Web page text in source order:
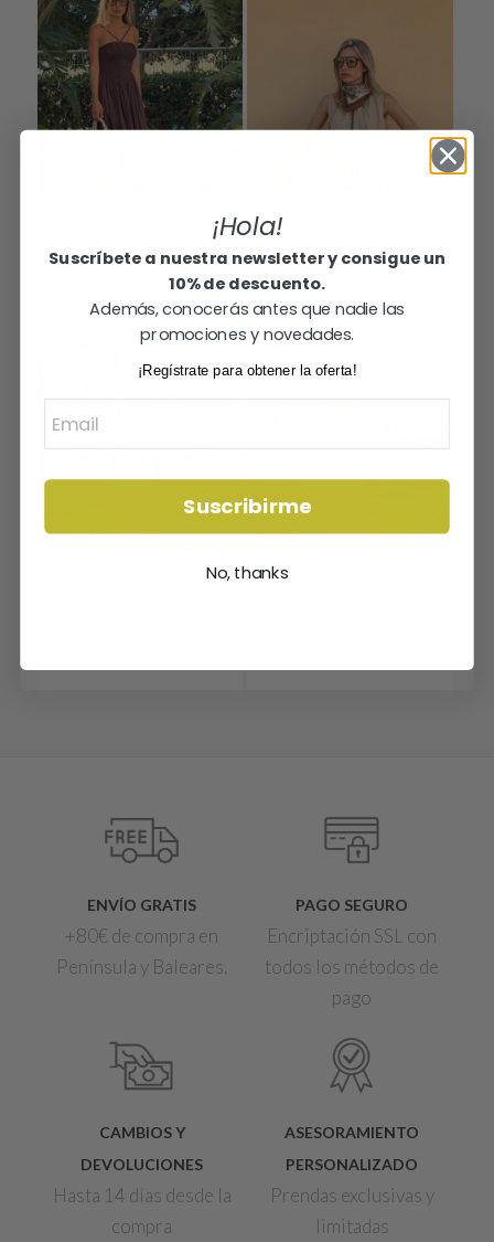
36,00 €
24,00€
¡Rebajado!
ENVÍO GRATIS
+80€ de compra en
Península y Baleares.
PAGO SEGURO
Encriptación SSL con
todos los métodos de
pago
CAMBIOS Y
DEVOLUCIONES
Hasta 14 días desde la
compra
ASESORAMIENTO
PERSONALIZADO
Prendas exclusivas y
limitadas
¡Hola!
Suscríbete a nuestra newsletter y consigue un
10% de descuento.
Además, conocerás antes que nadie las
promociones y novedades.
¡Regístrate para obtener la oferta!
Suscribirme
No, thanks